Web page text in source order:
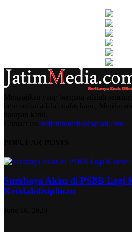
redjatimmedia@gmail.com
Surabaya Akan di PSBB Lagi
Ketidakdisiplinan